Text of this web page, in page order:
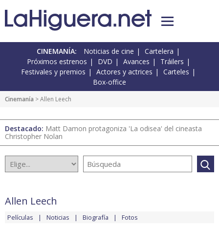
CINEMANÍA: Noticias de cine
Cartelera
Próximos estrenos
DVD Avances
Tráilers
Festivales y premios
Actores y actrices
Carteles
Box-office
Cinemanía > Allen Leech
Destacado: Matt Damon protagoniza 'La odisea' del cineasta
Christopher Nolan
Allen Leech
Películas Noticias Biografía Fotos